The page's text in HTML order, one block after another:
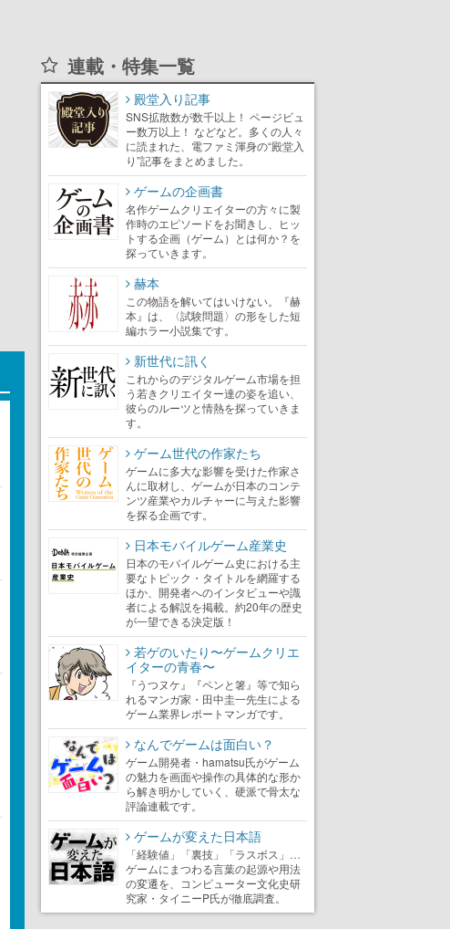
連載・特集一覧
殿堂入り記事
SNS拡散数が数千以上！ ページビュ
ー数万以上！ などなど。多くの人々
に読まれた、電ファミ渾身の“殿堂入
り”記事をまとめました。
ゲームの企画書
名作ゲームクリエイターの方々に製
作時のエピソードをお聞きし、ヒッ
トする企画（ゲーム）とは何か？を
探っていきます。
赫本
この物語を解いてはいけない。『赫
本』は、〈試験問題〉の形をした短
編ホラー小説集です。
新世代に訊く
これからのデジタルゲーム市場を担
う若きクリエイター達の姿を追い、
彼らのルーツと情熱を探っていきま
す。
ゲーム世代の作家たち
ゲームに多大な影響を受けた作家さ
んに取材し、ゲームが日本のコンテ
ンツ産業やカルチャーに与えた影響
を探る企画です。
日本モバイルゲーム産業史
日本のモバイルゲーム史における主
要なトピック・タイトルを網羅する
ほか、開発者へのインタビューや識
者による解説を掲載。約20年の歴史
が一望できる決定版！
若ゲのいたり〜ゲームクリエ
イターの青春〜
『うつヌケ』『ペンと箸』等で知ら
れるマンガ家・田中圭一先生による
ゲーム業界レポートマンガです。
なんでゲームは面白い？
ゲーム開発者・hamatsu氏がゲーム
の魅力を画面や操作の具体的な形か
ら解き明かしていく、硬派で骨太な
評論連載です。
ゲームが変えた日本語
「経験値」「裏技」「ラスボス」…
ゲームにまつわる言葉の起源や用法
の変遷を、コンピューター文化史研
究家・タイニーP氏が徹底調査。